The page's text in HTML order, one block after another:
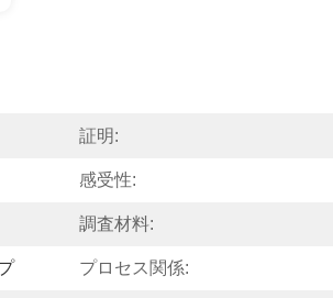
証明:
感受性:
調査材料:
プロセス関係: